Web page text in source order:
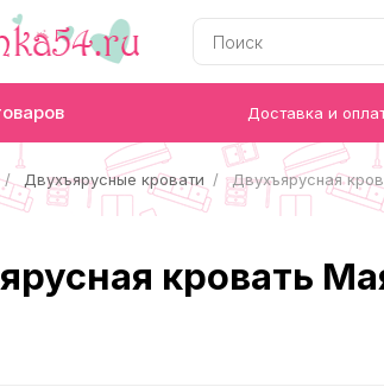
Доставка и
Двухъярусные кровати Двухъярусная
кровать